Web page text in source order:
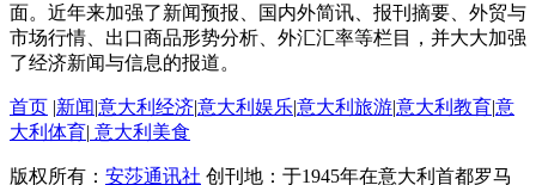
面。近年来加强了新闻预报、国内外简讯、报刊摘要、外贸与
市场行情、出口商品形势分析、外汇汇率等栏目，并大大加强
了经济新闻与信息的报道。
首页 |新闻|意大利经济|意大利娱乐|意大利旅游|意大利教育|意
大利体育| 意大利美食
版权所有： 安莎通讯社 创刊地：于1945年在意大利首都罗马